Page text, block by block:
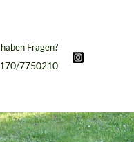
Fragen?
7750210